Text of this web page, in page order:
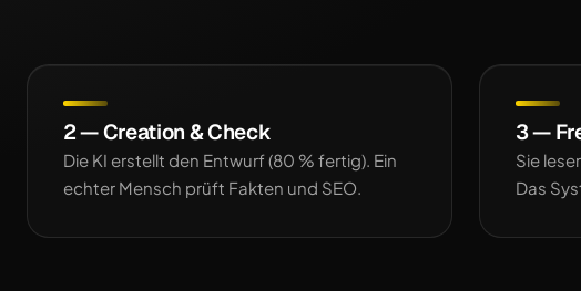
2 — Creation & Check
Die KI erstellt den Entwurf (80 % fertig). Ein
echter Mensch prüft Fakten und SEO.
3 —
Sie
Das